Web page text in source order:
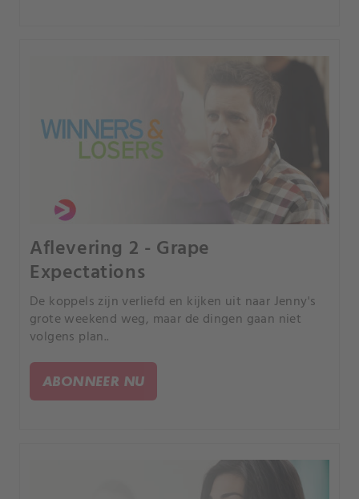
Aflevering 2 - Grape
Expectations
De koppels zijn verliefd en kijken uit naar Jenny's
grote weekend weg, maar de dingen gaan niet
volgens plan..
ABONNEER NU